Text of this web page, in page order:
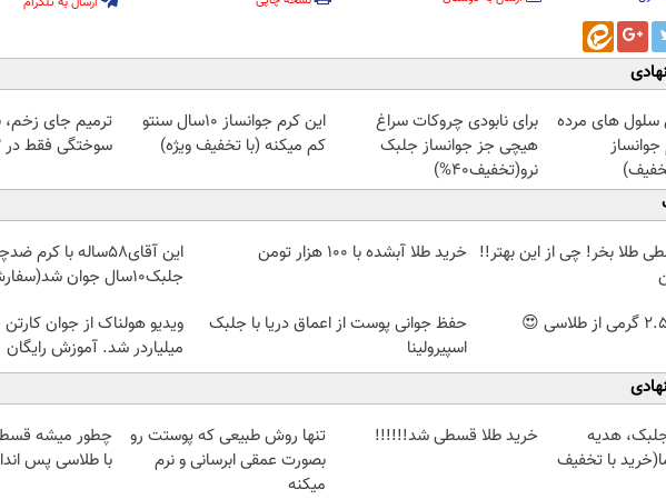
سلول های مرده
برای نابودی چروکات سراغ
هیچی جز جوانساز جلبک
نرو(تخفیف40%)
این کرم جوانساز 10سال سنتو
کم میکنه (با تخفیف ویژه)
ترمیم جای زخم،
سوختگی فقط در 3 هفته!!😍
طلا بخر! چی از این بهتر!! خرید طلا آبشده با 100 هزار تومن
این آقای58ساله با
جلبک10سال جوان شد(سفارش با تخفیف)
حفظ جوانی پوست از اعماق دریا با جلبک
اسپیرولینا
ویدیو هولناک از جوان
میلیاردر شد. آموزش رایگان
هدیه
با تخفیف
خرید طلا قسطی شد!!!!!!
تنها روش طبیعی که پوستت رو
بصورت عمقی ابرسانی و نرم
میکنه
چطور میشه
با طلاسی پس